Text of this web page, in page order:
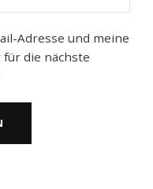
Adresse und meine
die nächste